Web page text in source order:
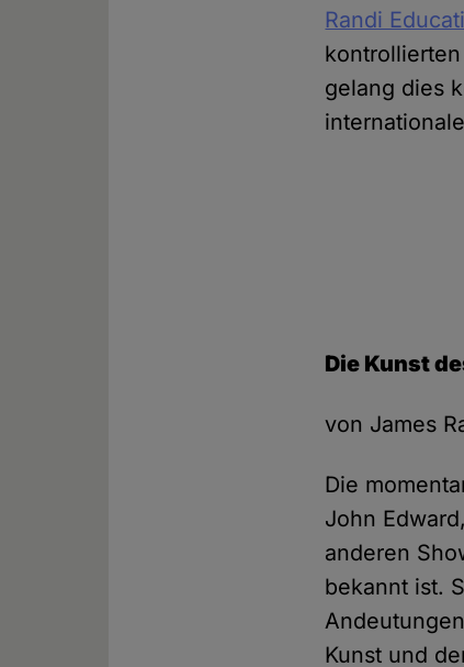
Randi
gelang dies
Die Kunst
von James
Die
John
anderen
bekannt ist.
Kunst und